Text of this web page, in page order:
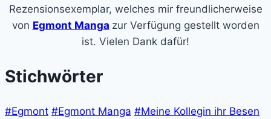
Rezensionsexemplar, welches mir freundlicherweise
von Egmont Manga zur Verfügung gestellt worden
ist. Vielen Dank dafür!
Stichwörter
#Egmont #Egmont Manga #Meine Kollegin ihr Besen